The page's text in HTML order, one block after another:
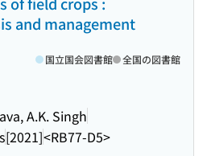
and management
A.K. Singh
[2021]<RB77-D5>
国立国会図書館 全国の図書館